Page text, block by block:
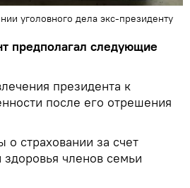
уголовного дела экс-президенту
предполагал следующие
президента к
после его отрешения
страховании за счет
здоровья членов семьи